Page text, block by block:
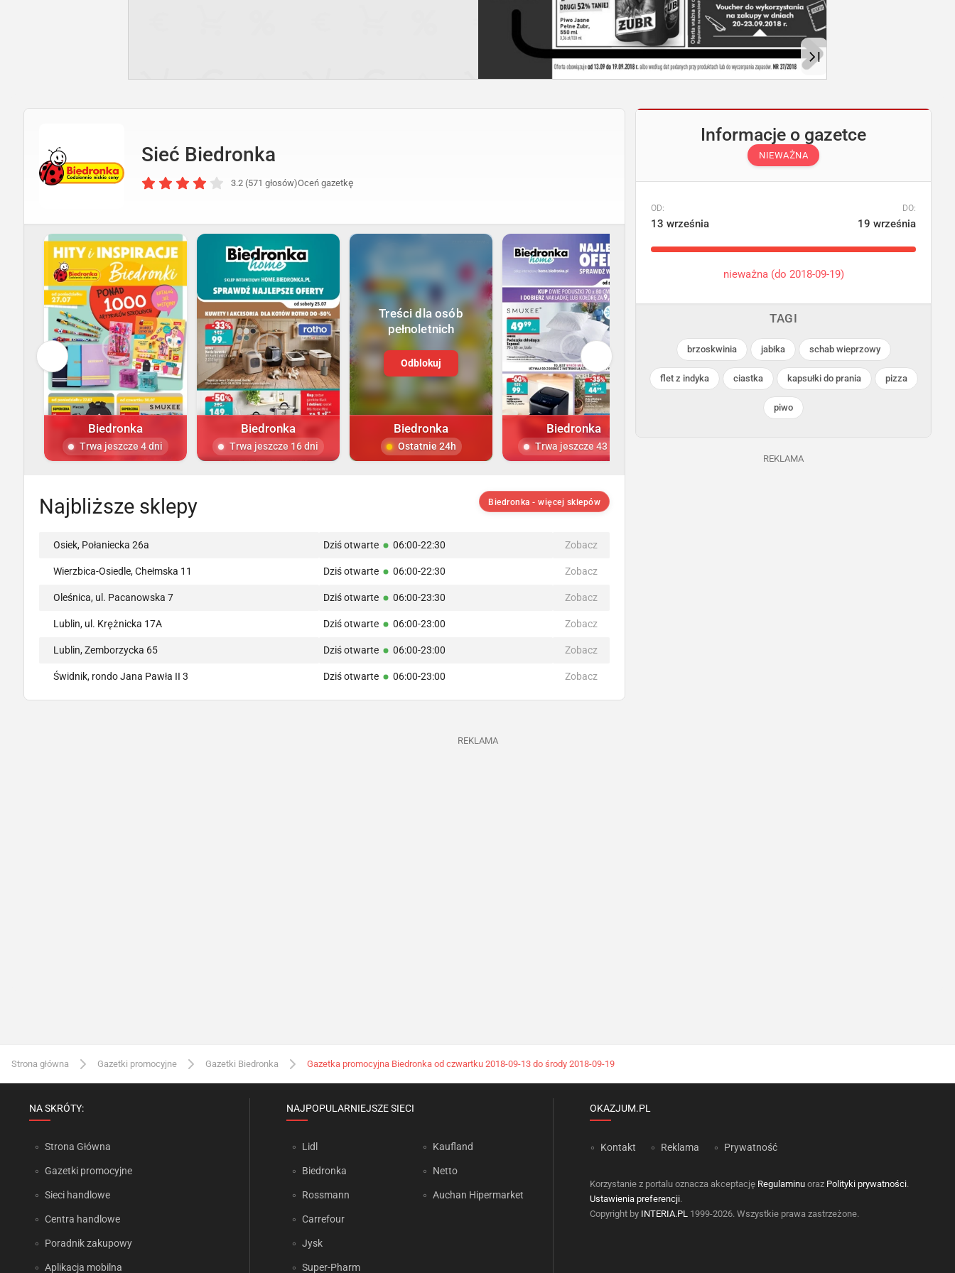
Sieć Biedronka
3.2 (571 głosów)Oceń gazetkę
Biedronka
Trwa jeszcze 4 dni
Biedronka
Trwa jeszcze 16 dni
Treści dla osób
pełnoletnich
Odblokuj
Biedronka
Ostatnie 24h
Biedronka
Trwa jeszcze 43 dni
Najbliższe sklepy Biedronka - więcej sklepów
Osiek, Połaniecka 26a Dziś otwarte 06:00-22:30 Zobacz
Wierzbica-Osiedle, Chełmska 11 Dziś otwarte 06:00-22:30 Zobacz
Oleśnica, ul. Pacanowska 7 Dziś otwarte 06:00-23:30 Zobacz
Lublin, ul. Krężnicka 17A Dziś otwarte 06:00-23:00 Zobacz
Lublin, Zemborzycka 65 Dziś otwarte 06:00-23:00 Zobacz
Świdnik, rondo Jana Pawła II 3 Dziś otwarte 06:00-23:00 Zobacz
Informacje o gazetce
NIEWAŻNA
OD:
13 września
DO:
19 września
nieważna (do 2018-09-19)
TAGI
brzoskwinia jabłka schab wieprzowy
flet z indyka ciastka kapsułki do prania pizza
piwo
REKLAMA
REKLAMA
Strona główna Gazetki promocyjne Gazetki Biedronka Gazetka promocyjna Biedronka od czwartku 2018-09-13 do środy 2018-09-19
NA SKRÓTY:
Strona Główna
Gazetki promocyjne
Sieci handlowe
Centra handlowe
Poradnik zakupowy
Aplikacja mobilna
NAJPOPULARNIEJSZE SIECI
Lidl
Biedronka
Rossmann
Carrefour
Jysk
Super-Pharm
Kaufland
Netto
Auchan Hipermarket
OKAZJUM.PL
Kontakt Reklama Prywatność
Korzystanie z portalu oznacza akceptację Regulaminu oraz Polityki prywatności.
Ustawienia preferencji.
Copyright by INTERIA.PL 1999-2026. Wszystkie prawa zastrzeżone.